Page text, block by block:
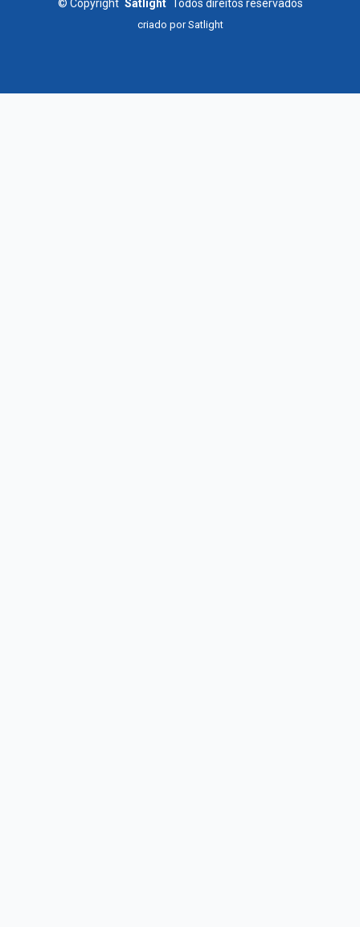
© Copyright Satlight Todos direitos reservados
criado porSatlight